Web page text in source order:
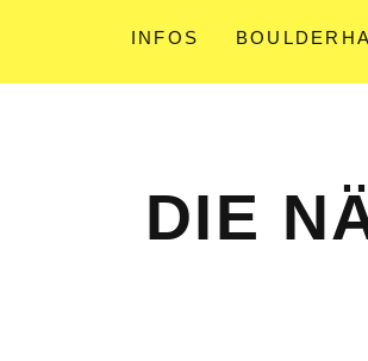
INFOS
DIE